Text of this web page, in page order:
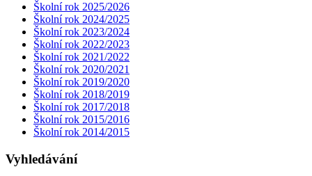
Školní rok 2025/2026
Školní rok 2024/2025
Školní rok 2023/2024
Školní rok 2022/2023
Školní rok 2021/2022
Školní rok 2020/2021
Školní rok 2019/2020
Školní rok 2018/2019
Školní rok 2017/2018
Školní rok 2015/2016
Školní rok 2014/2015
Vyhledávání